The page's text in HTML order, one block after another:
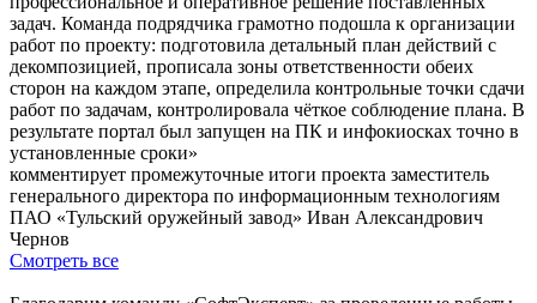
задач. Команда подрядчика грамотно подошла к организации
работ по проекту: подготовила детальный план действий с
декомпозицией, прописала зоны ответственности обеих
сторон на каждом этапе, определила контрольные точки сдачи
работ по задачам, контролировала чёткое соблюдение плана. В
результате портал был запущен на ПК и инфокиосках точно в
установленные сроки»
комментирует промежуточные итоги проекта заместитель
генерального директора по информационным технологиям
ПАО «Тульский оружейный завод» Иван Александрович
Чернов
Смотреть все